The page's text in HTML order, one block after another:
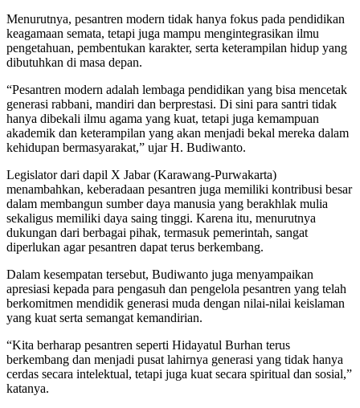
Menurutnya, pesantren modern tidak hanya fokus pada pendidikan
keagamaan semata, tetapi juga mampu mengintegrasikan ilmu
pengetahuan, pembentukan karakter, serta keterampilan hidup yang
dibutuhkan di masa depan.
“Pesantren modern adalah lembaga pendidikan yang bisa mencetak
generasi rabbani, mandiri dan berprestasi. Di sini para santri tidak
hanya dibekali ilmu agama yang kuat, tetapi juga kemampuan
akademik dan keterampilan yang akan menjadi bekal mereka dalam
kehidupan bermasyarakat,” ujar H. Budiwanto.
Legislator dari dapil X Jabar (Karawang-Purwakarta)
menambahkan, keberadaan pesantren juga memiliki kontribusi besar
dalam membangun sumber daya manusia yang berakhlak mulia
sekaligus memiliki daya saing tinggi. Karena itu, menurutnya
dukungan dari berbagai pihak, termasuk pemerintah, sangat
diperlukan agar pesantren dapat terus berkembang.
Dalam kesempatan tersebut, Budiwanto juga menyampaikan
apresiasi kepada para pengasuh dan pengelola pesantren yang telah
berkomitmen mendidik generasi muda dengan nilai-nilai keislaman
yang kuat serta semangat kemandirian.
“Kita berharap pesantren seperti Hidayatul Burhan terus
berkembang dan menjadi pusat lahirnya generasi yang tidak hanya
cerdas secara intelektual, tetapi juga kuat secara spiritual dan sosial,”
katanya.